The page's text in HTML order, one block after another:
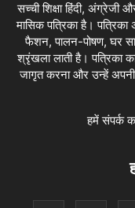
सच्ची शिक्षा हिंदी, अंग्रेजी
मासिक पत्रिका है।
फैशन, पालन-पोषण, घर
श्रृंखला लाती है। पत्रिका
जागृत करना और उन्हें
हमें संपर्क